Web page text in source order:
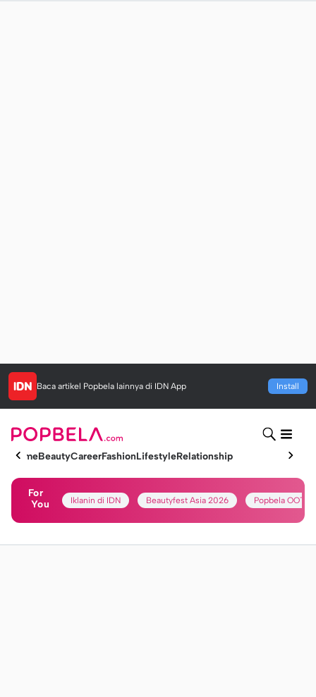
Baca artikel Popbela lainnya di IDN App Install
HomeBeautyCareerFashionLifestyleRelationship
For
You
Iklanin di IDN Beautyfest Asia 2026 Popbela OOTD